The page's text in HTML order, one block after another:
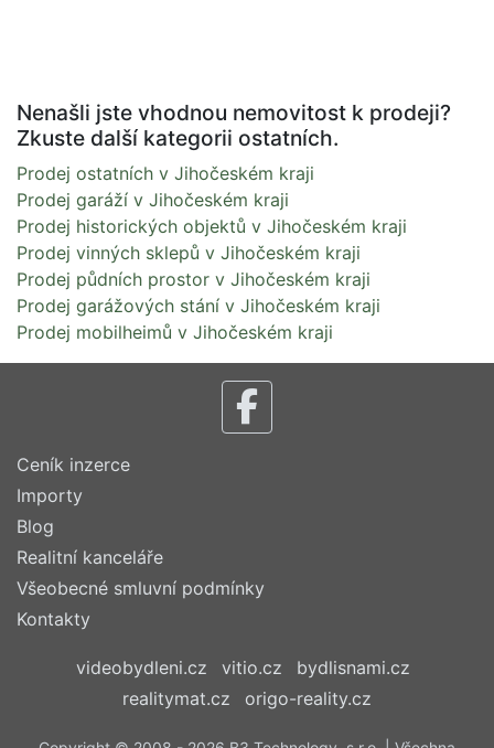
Nenašli jste vhodnou nemovitost k prodeji?
Zkuste další kategorii ostatních.
Prodej ostatních v Jihočeském kraji
Prodej garáží v Jihočeském kraji
Prodej historických objektů v Jihočeském kraji
Prodej vinných sklepů v Jihočeském kraji
Prodej půdních prostor v Jihočeském kraji
Prodej garážových stání v Jihočeském kraji
Prodej mobilheimů v Jihočeském kraji
Ceník inzerce
Importy
Blog
Realitní kanceláře
Všeobecné smluvní podmínky
Kontakty
videobydleni.cz vitio.cz
bydlisnami.cz
realitymat.cz
origo-reality.cz